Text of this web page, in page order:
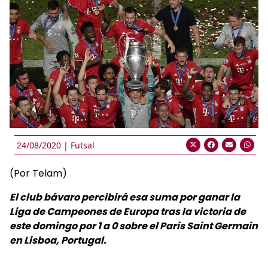
24/08/2020 | Futsal
(Por Telam)
El club bávaro percibirá esa suma por ganar la
Liga de Campeones de Europa tras la victoria de
este domingo por 1 a 0 sobre el Paris Saint Germain
en Lisboa, Portugal.